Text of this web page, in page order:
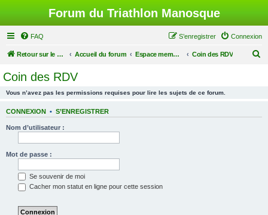
Forum du Triathlon Manosque
FAQ Connexion
S’enregistrer
Retour sur le site du Triathlon Accueil du forum Espace membres du Triathlon de Manosque Coin des RDV
Coin des RDV
Vous n’avez pas les permissions requises pour lire les sujets de ce forum.
CONNEXION • S’ENREGISTRER
Nom d’utilisateur :
Mot de passe :
Se souvenir de moi
Cacher mon statut en ligne pour cette session